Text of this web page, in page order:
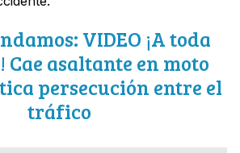
VIDEO ¡A toda
asaltante en moto
persecución entre el
tráfico